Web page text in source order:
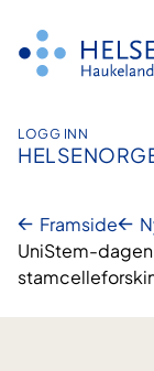
innhald
LOGG INN
Framside
UniStem-